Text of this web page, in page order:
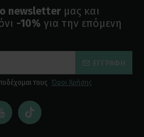
newsletterμας και
-10% για την επόμενη
ΕΓΓΡΑΦΉ
τους Όροι Χρήσης